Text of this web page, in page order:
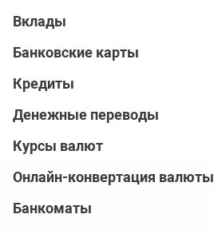
Вклады
Банковские карты
Кредиты
Денежные переводы
Курсы валют
Онлайн-конвертация валюты
Банкоматы